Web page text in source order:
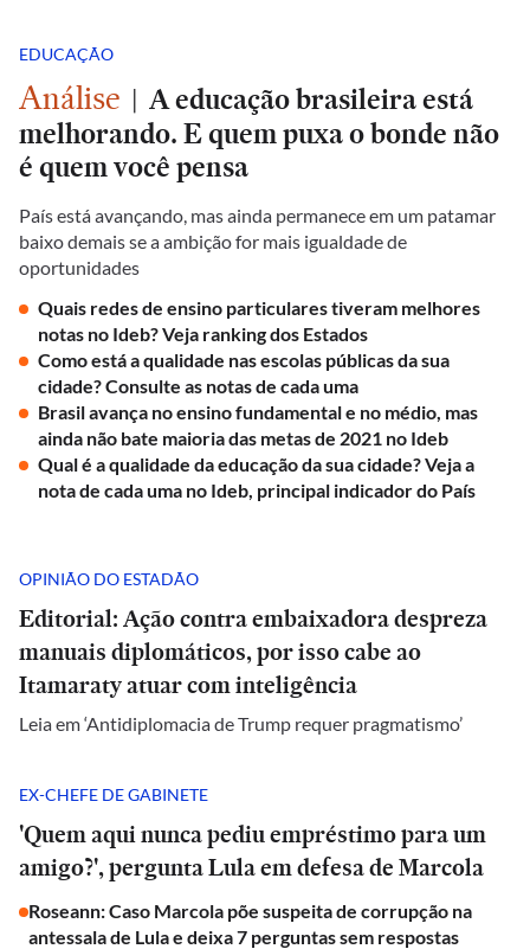
EDUCAÇÃO
Análise | A educação brasileira está
melhorando. E quem puxa o bonde não
é quem você pensa
País está avançando, mas ainda permanece em um patamar
baixo demais se a ambição for mais igualdade de
oportunidades
Quais redes de ensino particulares tiveram melhores
notas no Ideb? Veja ranking dos Estados
Como está a qualidade nas escolas públicas da sua
cidade? Consulte as notas de cada uma
Brasil avança no ensino fundamental e no médio, mas
ainda não bate maioria das metas de 2021 no Ideb
Qual é a qualidade da educação da sua cidade? Veja a
nota de cada uma no Ideb, principal indicador do País
OPINIÃO DO ESTADÃO
Editorial: Ação contra embaixadora despreza
manuais diplomáticos, por isso cabe ao
Itamaraty atuar com inteligência
Leia em ‘Antidiplomacia de Trump requer pragmatismo’
EX-CHEFE DE GABINETE
'Quem aqui nunca pediu empréstimo para um
amigo?', pergunta Lula em defesa de Marcola
Roseann: Caso Marcola põe suspeita de corrupção na
antessala de Lula e deixa 7 perguntas sem respostas